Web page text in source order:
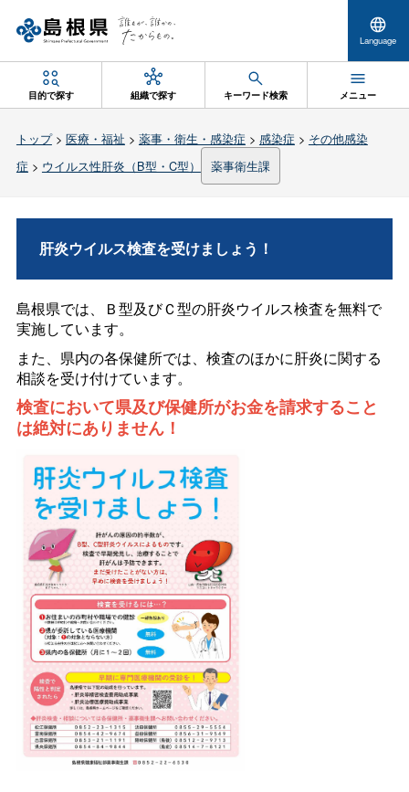
Language
目的で探す 組織で探す キーワード検索 メニュー
トップ> 医療・福祉 > 薬事・衛生・感染症 > 感染症 > その他感染
症 > ウイルス性肝炎（B型・C型） 薬事衛生課
肝炎ウイルス検査を受けましょう！
島根県では、Ｂ型及びＣ型の肝炎ウイルス検査を無料で
実施しています。
また、県内の各保健所では、検査のほかに肝炎に関する
相談を受け付けています。
検査において県及び保健所がお金を請求すること
は絶対にありません！